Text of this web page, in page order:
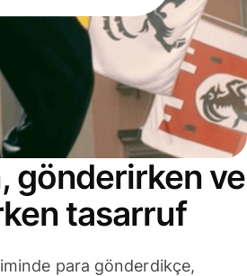
gönderirken ve
tasarruf
para gönderdikçe,